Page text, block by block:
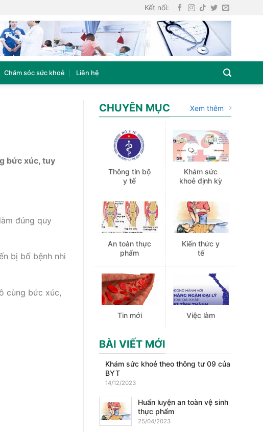
Kết nối:
Chăm sóc sức khoẻ Liên hệ
bức xúc, tuy
đúng quy
bị bố bệnh nhi
cùng bức xúc,
CHUYÊN MỤC Xem thêm
Thông tin bộ
y tế
Khám sức
khoẻ định kỳ
An toàn thực
phẩm
Kiến thức y
tế
Tin mới Việc làm
BÀI VIẾT MỚI
Khám sức khoẻ theo thông tư 09 của
BYT
14/12/2023
Huấn luyện an toàn vệ sinh
thực phẩm
25/04/2023